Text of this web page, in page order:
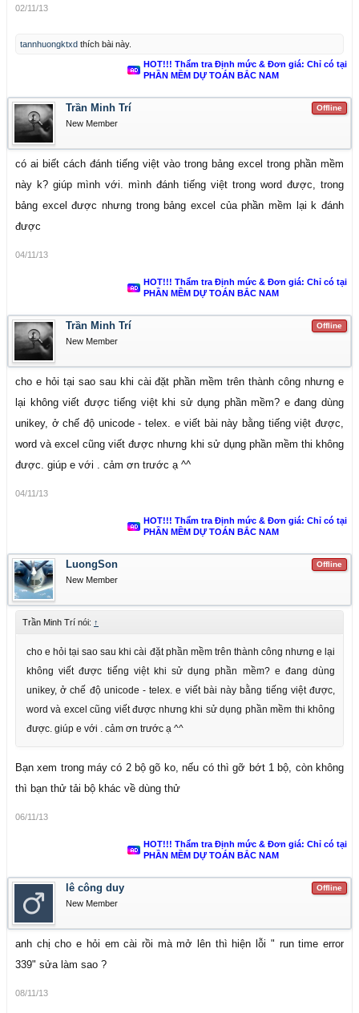
02/11/13
tannhuongktxd thích bài này.
HOT!!! Thẩm tra Định mức & Đơn giá: Chỉ có tại
PHẦN MỀM DỰ TOÁN BẮC NAM
Offline
Trần Minh Trí
New Member
có ai biết cách đánh tiếng việt vào trong bảng excel trong phần mềm
này k? giúp mình với. mình đánh tiếng việt trong word được, trong
bảng excel được nhưng trong bảng excel của phần mềm lại k đánh
được
04/11/13
HOT!!! Thẩm tra Định mức & Đơn giá: Chỉ có tại
PHẦN MỀM DỰ TOÁN BẮC NAM
Offline
Trần Minh Trí
New Member
cho e hỏi tại sao sau khi cài đặt phần mềm trên thành công nhưng e
lại không viết được tiếng việt khi sử dụng phần mềm? e đang dùng
unikey, ở chế độ unicode - telex. e viết bài này bằng tiếng việt được,
word và excel cũng viết được nhưng khi sử dụng phần mềm thi không
được. giúp e với . cảm ơn trước ạ ^^
04/11/13
HOT!!! Thẩm tra Định mức & Đơn giá: Chỉ có tại
PHẦN MỀM DỰ TOÁN BẮC NAM
Offline
LuongSon
New Member
Trần Minh Trí nói: ↑
cho e hỏi tại sao sau khi cài đặt phần mềm trên thành công nhưng e lại
không viết được tiếng việt khi sử dụng phần mềm? e đang dùng
unikey, ở chế độ unicode - telex. e viết bài này bằng tiếng việt được,
word và excel cũng viết được nhưng khi sử dụng phần mềm thi không
được. giúp e với . cảm ơn trước ạ ^^
Bạn xem trong máy có 2 bộ gõ ko, nếu có thì gỡ bớt 1 bộ, còn không
thì bạn thử tải bộ khác về dùng thử
06/11/13
HOT!!! Thẩm tra Định mức & Đơn giá: Chỉ có tại
PHẦN MỀM DỰ TOÁN BẮC NAM
Offline
lê công duy
New Member
anh chị cho e hỏi em cài rồi mà mở lên thì hiện lỗi " run time error
339" sửa làm sao ?
08/11/13